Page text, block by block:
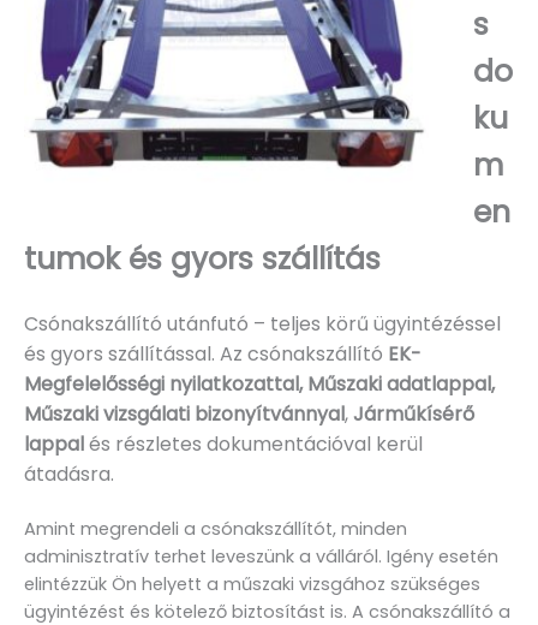
s
do
ku
m
en
tumok és gyors szállítás
Csónakszállító utánfutó – teljes körű ügyintézéssel
és gyors szállítással. Az csónakszállító EK-
Megfelelősségi nyilatkozattal, Műszaki adatlappal,
Műszaki vizsgálati bizonyítvánnyal,Járműkísérő
lappalés részletes dokumentációval kerül
átadásra.
Amint megrendeli a csónakszállítót, minden
adminisztratív terhet leveszünk a válláról. Igény esetén
elintézzük Ön helyett a műszaki vizsgához szükséges
ügyintézést és kötelező biztosítást is. A csónakszállító a